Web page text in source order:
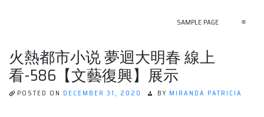
SAMPLE PAGE ≡
火熱都市小说 夢迴大明春 線上
看-586【文藝復興】展示
POSTED ON DECEMBER 31, 2020 BY MIRANDA PATRICIA